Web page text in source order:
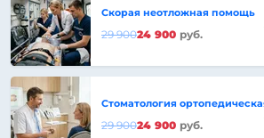
Скорая неотложная помощь
29 90024 900 руб.
Стоматология
29 90024 900 руб.